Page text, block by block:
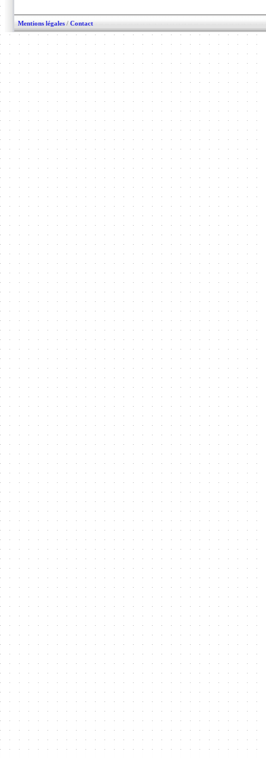
Mentions légales / Contact